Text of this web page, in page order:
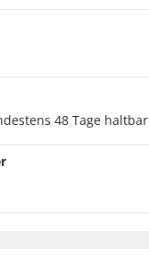
48 Tage haltbar